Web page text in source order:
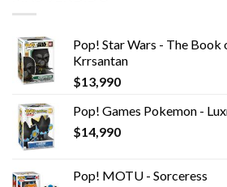
Pop! Star Wars - The Book
Krrsantan
$13,990
Pop! Games Pokemon -
$14,990
Pop! MOTU - Sorceress